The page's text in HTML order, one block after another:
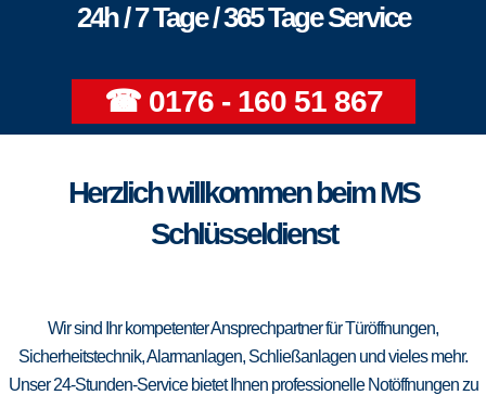
24h / 7 Tage / 365 Tage Service
☎ 0176 - 160 51 867
Herzlich willkommen beim MS
Schlüsseldienst
Wir sind Ihr kompetenter Ansprechpartner für Türöffnungen,
Sicherheitstechnik, Alarmanlagen, Schließanlagen und vieles mehr.
Unser 24-Stunden-Service bietet Ihnen professionelle Notöffnungen zu